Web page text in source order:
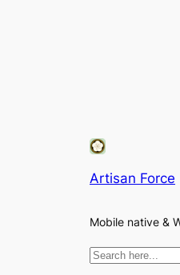
Artisan Force
Mobile native &
検